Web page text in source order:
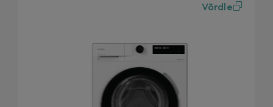
Võrdle